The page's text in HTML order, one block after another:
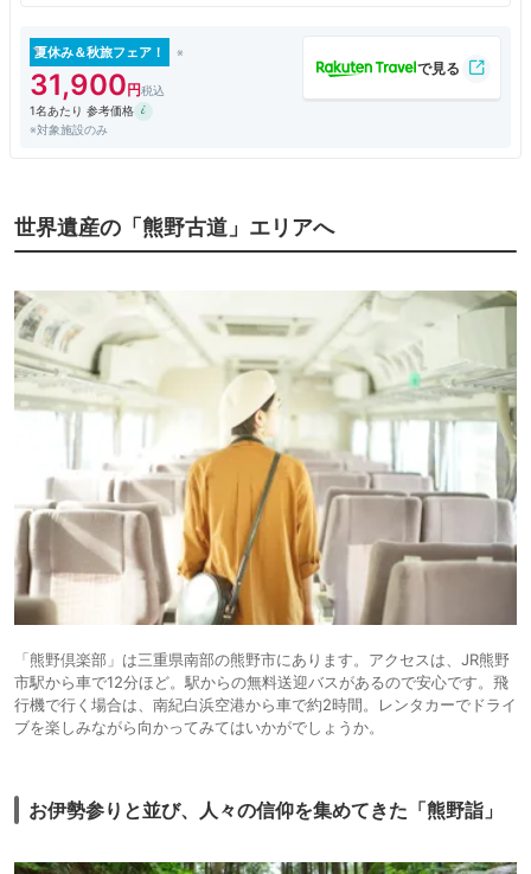
二軒が隣にある一戸建てで、内部は広々。
和室スペースがあります。
冷蔵庫はビールやミネラルウォーターが入っており、オールインクルーシ
ブの宿なので無料です。
そしてベランダいは露天風呂があります。（半露天風呂かもしれません）
今回も部屋付の露天風呂または半露天風呂ルームを予約しました?
大浴場やレストランは戸外に出る必要がありますが、普段マンション住ま
いの方には新鮮かもしれません。
夕食はハーフバイキング。
和洋中のお料理はレベルが高そうです。
総合的に部屋のお風呂が温泉でないなど難ありです。
口コミは評価が相半ばでしたがうなずけます。
夏休み＆秋旅フェア！
31,900
1名あたり 参考価格
※対象施設のみ
世界遺産の「熊野古道」エリアへ
「熊野倶楽部」は三重県南部の熊野市にあります。アクセスは、JR熊野
市駅から車で12分ほど。駅からの無料送迎バスがあるので安心です。飛
行機で行く場合は、南紀白浜空港から車で約2時間。レンタカーでドライ
ブを楽しみながら向かってみてはいかがでしょうか。
お伊勢参りと並び、人々の信仰を集めてきた「熊野詣」